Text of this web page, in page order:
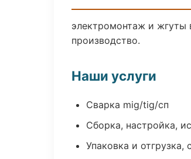
электромонтаж и жгуты
производство.
Наши услуги
Сварка mig/tig/сп
Сборка, настройка,
Упаковка и